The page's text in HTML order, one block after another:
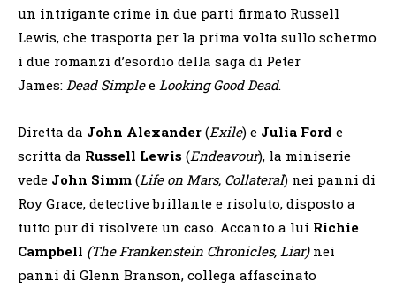
un intrigante crime in due parti firmato Russell
Lewis, che trasporta per la prima volta sullo schermo
i due romanzi d’esordio della saga di Peter
James: Dead Simplee Looking Good Dead.
Diretta da John Alexander (Exile) e Julia Ford e
scritta da Russell Lewis (Endeavour), la miniserie
vede John Simm (Life on Mars, Collateral) nei panni di
Roy Grace, detective brillante e risoluto, disposto a
tutto pur di risolvere un caso. Accanto a lui Richie
Campbell (The Frankenstein Chronicles, Liar)nei
panni di Glenn Branson, collega affascinato